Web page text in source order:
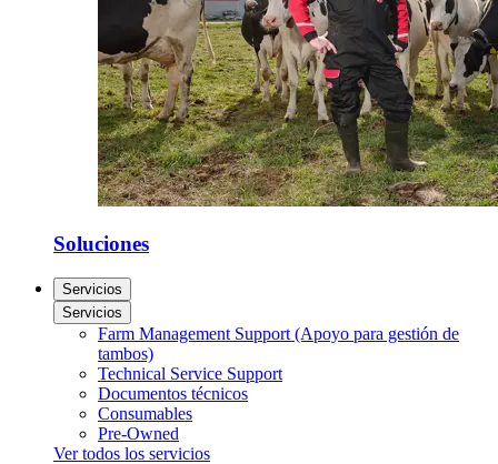
Soluciones
Servicios
Servicios
Farm Management Support (Apoyo para gestión de
tambos)
Technical Service Support
Documentos técnicos
Consumables
Pre-Owned
Ver todos los servicios